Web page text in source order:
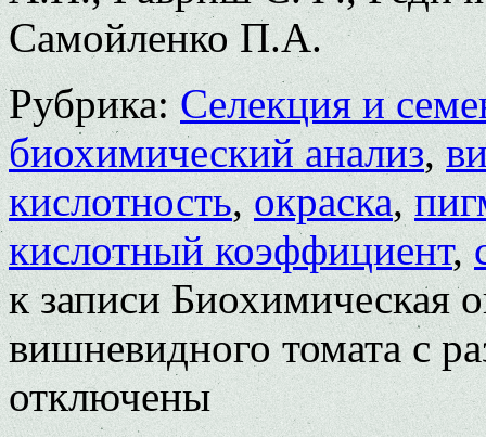
Самойленко П.А.
Рубрика: Селекция и
биохимический анализ,
кислотность,окраска,
кислотный коэффициент,
к записи Биохимическая
вишневидного томата с
отключены